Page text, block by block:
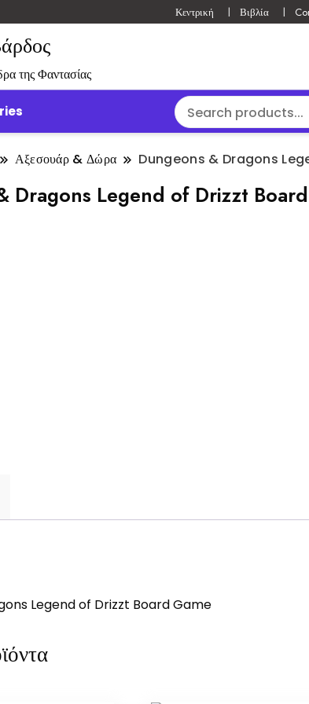
Κεντρική Βιβλία
της Φαντασίας
Αξεσουάρ & Δώρα Dungeons & Dragons
Dragons Legend of Drizzt
Legend of Drizzt Board Game